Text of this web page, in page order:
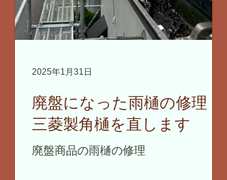
廃盤になった雨樋の修理
三菱製角樋を直します
廃盤商品の雨樋の修理
2025年1月31日